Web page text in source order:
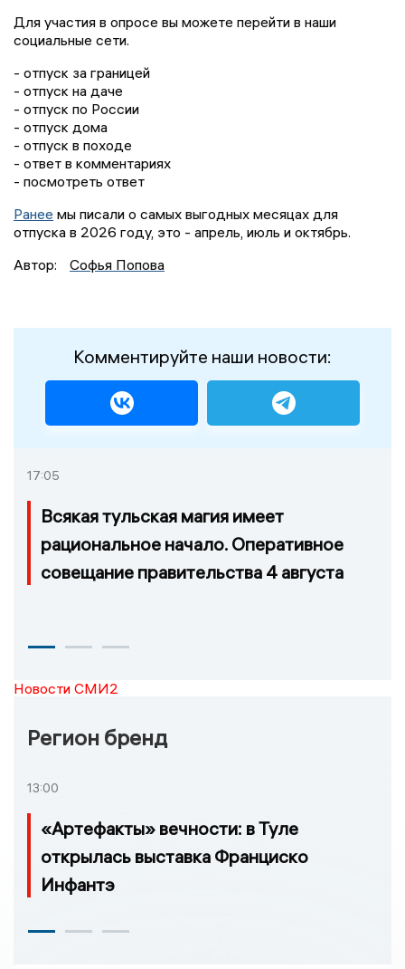
Для участия в опросе вы можете перейти в наши
социальные сети.
- отпуск за границей
- отпуск на даче
- отпуск по России
- отпуск дома
- отпуск в походе
- ответ в комментариях
- посмотреть ответ
Ранее мы писали о самых выгодных месяцах для
отпуска в 2026 году, это - апрель, июль и октябрь.
Автор:
Софья Попова
Комментируйте наши новости:
17:05
Всякая тульская магия имеет
рациональное начало. Оперативное
совещание правительства 4 августа
Новости СМИ2
Регион бренд
13:00
«Артефакты» вечности: в Туле
открылась выставка Франциско
Инфантэ